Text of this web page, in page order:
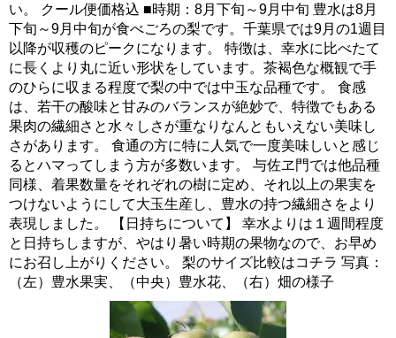
い。 クール便価格込 ■時期：8月下旬～9月中旬 豊水は8月
下旬～9月中旬が食べごろの梨です。千葉県では9月の1週目
以降が収穫のピークになります。 特徴は、幸水に比べたて
に長くより丸に近い形状をしています。茶褐色な概観で手
のひらに収まる程度で梨の中では中玉な品種です。 食感
は、若干の酸味と甘みのバランスが絶妙で、特徴でもある
果肉の繊細さと水々しさが重なりなんともいえない美味し
さがあります。 食通の方に特に人気で一度美味しいと感じ
るとハマってしまう方が多数います。 与佐ヱ門では他品種
同様、着果数量をそれぞれの樹に定め、それ以上の果実を
つけないようにして大玉生産し、豊水の持つ繊細さをより
表現しました。 【日持ちについて】 幸水よりは１週間程度
と日持ちしますが、やはり暑い時期の果物なので、お早め
にお召し上がりください。 梨のサイズ比較はコチラ 写真：
（左）豊水果実、（中央）豊水花、（右）畑の様子